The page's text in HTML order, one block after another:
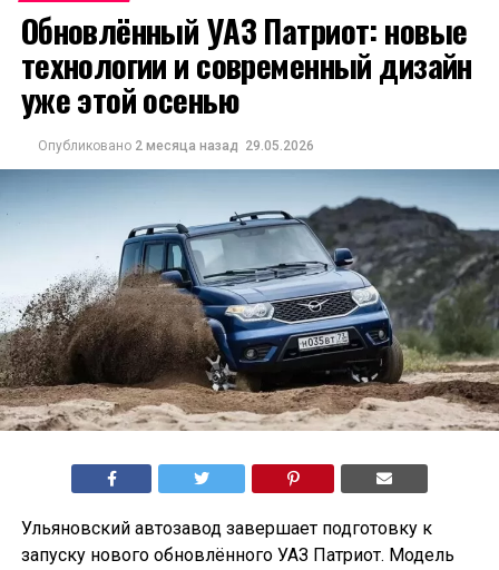
Обновлённый УАЗ Патриот: новые
технологии и современный дизайн
уже этой осенью
Опубликовано 2 месяца назад 29.05.2026
Ульяновский автозавод завершает подготовку к
запуску нового обновлённого УАЗ Патриот. Модель